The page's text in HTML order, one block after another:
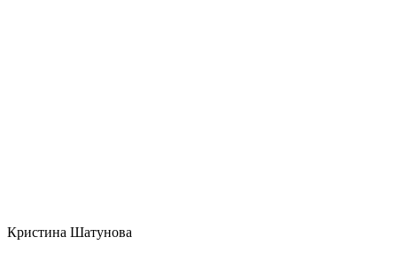
Кристина Шатунова